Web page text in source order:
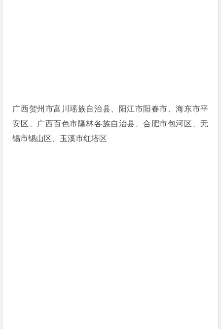
广西贺州市富川瑶族自治县、阳江市阳春市、海东市平
安区、广西百色市隆林各族自治县、合肥市包河区、无
锡市锡山区、玉溪市红塔区